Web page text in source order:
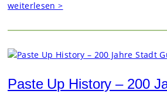
weiterlesen >
Paste Up History – 200